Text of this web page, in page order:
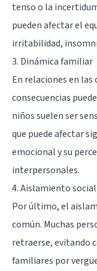
tenso o la
pueden afectar el
irritabilidad,
3. Dinámica familiar
En relaciones en las
consecuencias
niños suelen ser
que puede afectar
emocional y su
interpersonales.
4. Aislamiento social
Por último, el
común. Muchas
retraerse, evitando
familiares por